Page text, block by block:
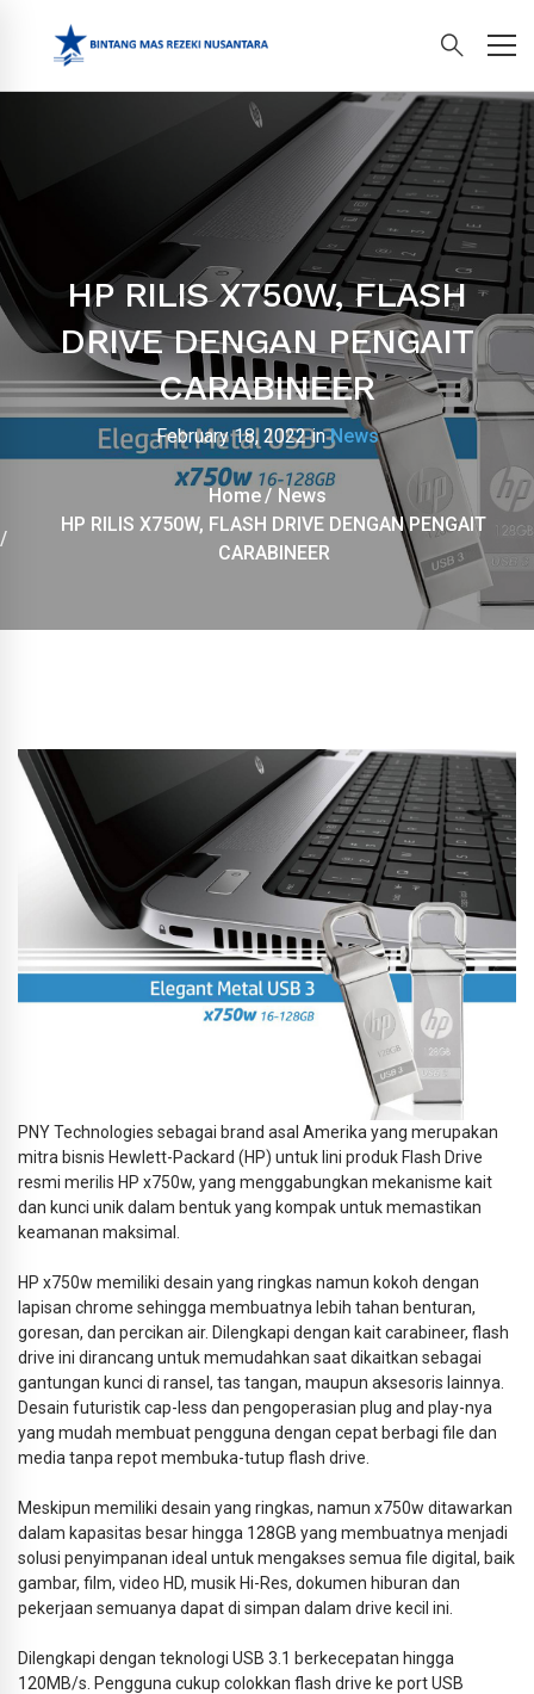
HP RILIS X750W, FLASH
DRIVE DENGAN PENGAIT
CARABINEER
February 18, 2022inNews
Home
News
HP RILIS X750W, FLASH DRIVE DENGAN PENGAIT
CARABINEER
PNY Technologies sebagai brand asal Amerika yang merupakan
mitra bisnis Hewlett-Packard (HP) untuk lini produk Flash Drive
resmi merilis HP x750w, yang menggabungkan mekanisme kait
dan kunci unik dalam bentuk yang kompak untuk memastikan
keamanan maksimal.
HP x750w memiliki desain yang ringkas namun kokoh dengan
lapisan chrome sehingga membuatnya lebih tahan benturan,
goresan, dan percikan air. Dilengkapi dengan kait carabineer, flash
drive ini dirancang untuk memudahkan saat dikaitkan sebagai
gantungan kunci di ransel, tas tangan, maupun aksesoris lainnya.
Desain futuristik cap-less dan pengoperasian plug and play-nya
yang mudah membuat pengguna dengan cepat berbagi file dan
media tanpa repot membuka-tutup flash drive.
Meskipun memiliki desain yang ringkas, namun x750w ditawarkan
dalam kapasitas besar hingga 128GB yang membuatnya menjadi
solusi penyimpanan ideal untuk mengakses semua file digital, baik
gambar, film, video HD, musik Hi-Res, dokumen hiburan dan
pekerjaan semuanya dapat di simpan dalam drive kecil ini.
Dilengkapi dengan teknologi USB 3.1 berkecepatan hingga
120MB/s. Pengguna cukup colokkan flash drive ke port USB